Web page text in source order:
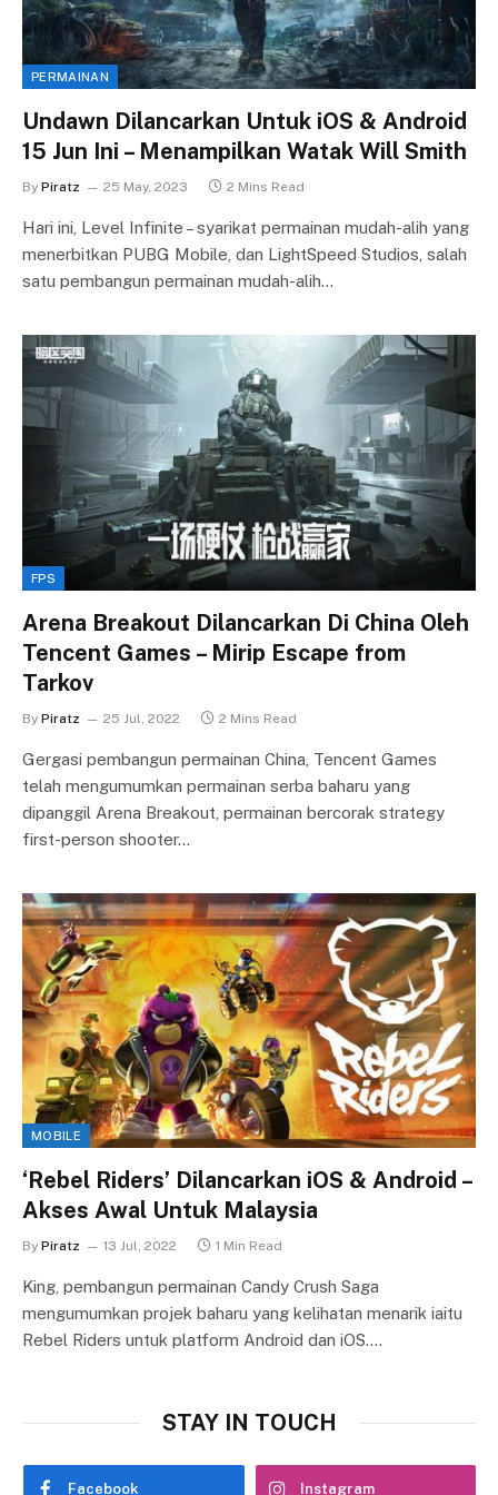
PERMAINAN
Undawn Dilancarkan Untuk iOS & Android
15 Jun Ini – Menampilkan Watak Will Smith
By Piratz 25 May, 2023 2 Mins Read
Hari ini, Level Infinite – syarikat permainan mudah-alih yang
menerbitkan PUBG Mobile, dan LightSpeed Studios, salah
satu pembangun permainan mudah-alih…
FPS
Arena Breakout Dilancarkan Di China Oleh
Tencent Games – Mirip Escape from
Tarkov
By Piratz 25 Jul, 2022 2 Mins Read
Gergasi pembangun permainan China, Tencent Games
telah mengumumkan permainan serba baharu yang
dipanggil Arena Breakout, permainan bercorak strategy
first-person shooter…
MOBILE
‘Rebel Riders’ Dilancarkan iOS & Android –
Akses Awal Untuk Malaysia
By Piratz 13 Jul, 2022 1 Min Read
King, pembangun permainan Candy Crush Saga
mengumumkan projek baharu yang kelihatan menarik iaitu
Rebel Riders untuk platform Android dan iOS.…
STAY IN TOUCH
Facebook Instagram